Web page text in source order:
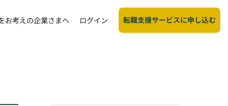
お考えの企業さまへ ログイン 転職支援サービスに申し込む